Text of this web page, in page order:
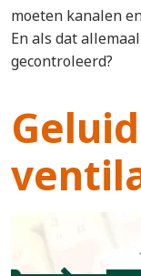
moeten kanalen
En als dat
gecontroleerd?